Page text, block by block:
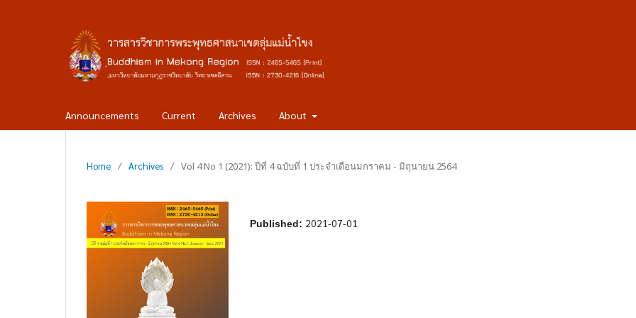
Announcements Current Archives About
Home / Archives / Vol 4 No 1 (2021): ปีที่ 4 ฉบับที่ 1 ประจำเดือนมกราคม - มิถุนายน 2564
Published: 2021-07-01